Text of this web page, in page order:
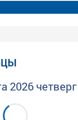
2026 четверг